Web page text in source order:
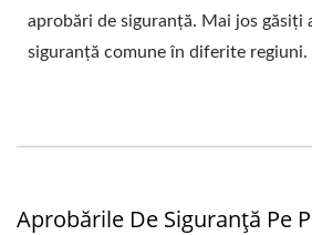
aprobări de siguranță. Mai jos găsiți
siguranță comune în diferite regiuni.
Aprobările De Siguranță Pe